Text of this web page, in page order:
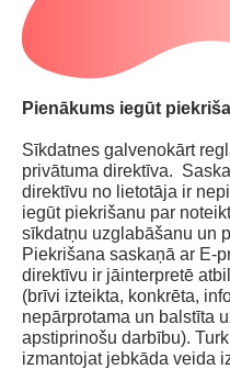
Pienākums iegūt
Sīkdatnes galvenokārt
privātuma direktīva.
direktīvu no lietotāja ir
iegūt piekrišanu par
sīkdatņu uzglabāšanu un
Piekrišana saskaņā ar E-
direktīvu ir jāinterpretē
(brīvi izteikta, konkrēta,
nepārprotama un balstīta
apstiprinošu darbību).
izmantojat jebkāda veida